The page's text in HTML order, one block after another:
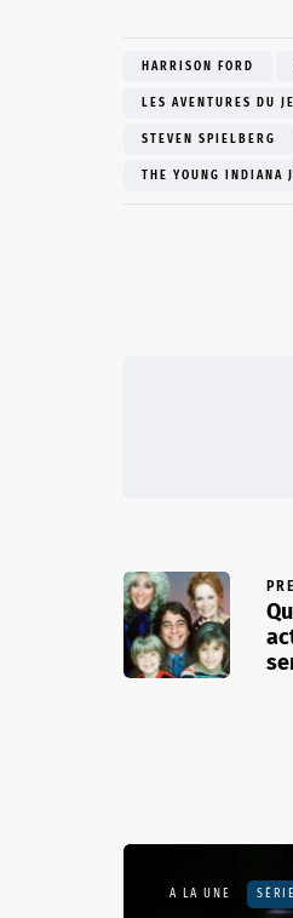
HARRISON FORD
LES AVENTURES DU
STEVEN SPIELBERG
THE YOUNG INDIANA
A LA UNE